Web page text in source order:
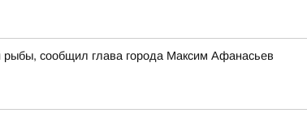
сообщил глава города Максим Афанасьев